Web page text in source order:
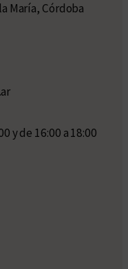
María, Córdoba
y de 16:00 a 18:00